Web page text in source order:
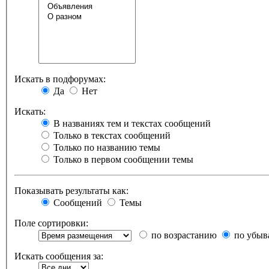
Искать в подфорумах:
Да
Нет
Искать:
В названиях тем и текстах сообщений
Только в текстах сообщений
Только по названию темы
Только в первом сообщении темы
Показывать результаты как:
Сообщений
Темы
Поле сортировки:
по возрастанию
по
Искать сообщения за: